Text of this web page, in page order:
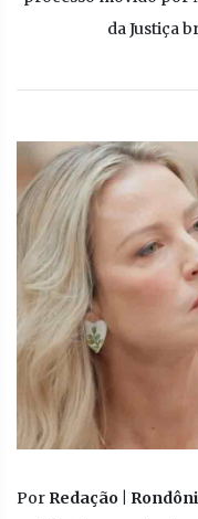
da Justiça
Por Redação |